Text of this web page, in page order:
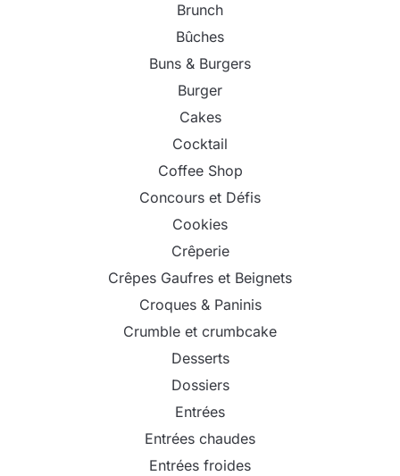
Brunch
Bûches
Buns & Burgers
Burger
Cakes
Cocktail
Coffee Shop
Concours et Défis
Cookies
Crêperie
Crêpes Gaufres et Beignets
Croques & Paninis
Crumble et crumbcake
Desserts
Dossiers
Entrées
Entrées chaudes
Entrées froides